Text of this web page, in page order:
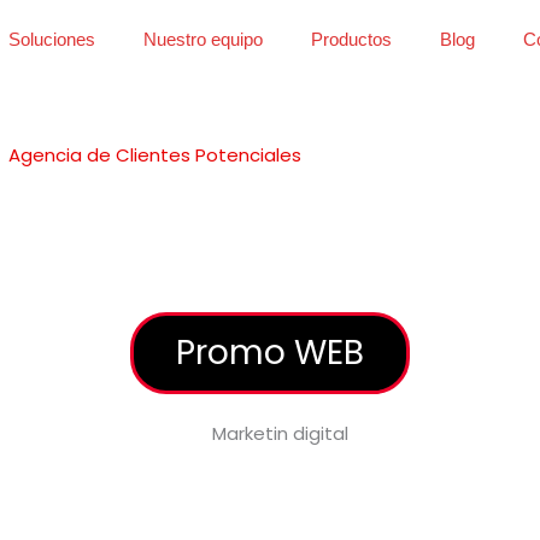
Soluciones Nuestro equipo Productos Blog
Agencia de Clientes Potenciales
Promo WEB